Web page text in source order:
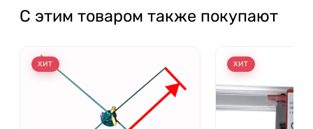
С этим товаром также покупают
ХИТ ХИТ